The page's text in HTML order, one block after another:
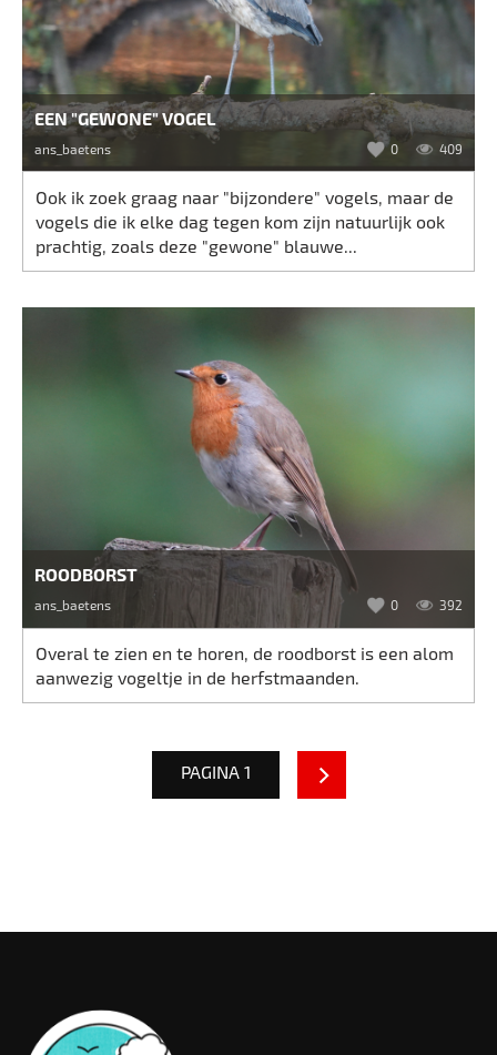
EEN "GEWONE" VOGEL
ans_baetens 0 409
Ook ik zoek graag naar "bijzondere" vogels, maar de
vogels die ik elke dag tegen kom zijn natuurlijk ook
prachtig, zoals deze "gewone" blauwe...
ROODBORST
ans_baetens 0 392
Overal te zien en te horen, de roodborst is een alom
aanwezig vogeltje in de herfstmaanden.
PAGINA 1